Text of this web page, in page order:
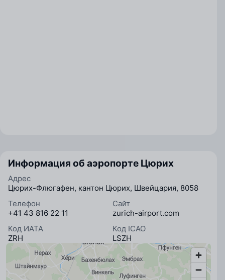
Информация об аэропорте Цюрих
Адрес
Цюрих-Флюгафен, кантон Цюрих, Швейцария, 8058
Телефон
+41 43 816 22 11
Сайт
zurich-airport.com
Код ИАТА
ZRH
Код ICAO
LSZH